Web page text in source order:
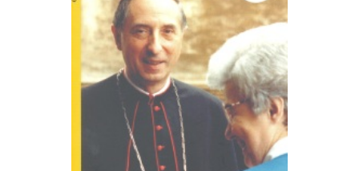
AGGIUNGI AL CARRELLO